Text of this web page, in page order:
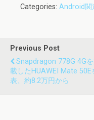
Categories: Android関
Previous Post
Snapdragon 778G 4G
載したHUAWEI Mate 50E
表、約8.2万円から